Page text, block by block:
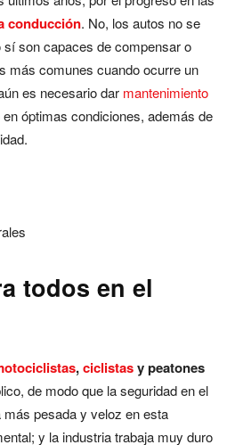
conducción. No, los autos no se
son capaces de compensar o
más comunes cuando ocurre un
es necesario dar mantenimiento
óptimas condiciones, además de
todos en el
,ciclistasy peatones
de modo que la seguridad en el
pesada y veloz en esta
y la industria trabaja muy duro